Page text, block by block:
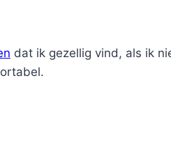
dat ik gezellig vind, als ik